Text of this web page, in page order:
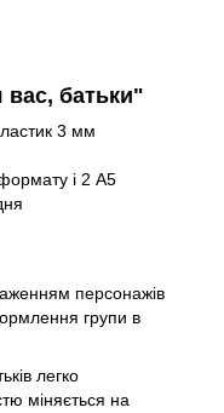
вас, батьки"
3 мм
і 2 А5
персонажів
групи в
легко
міняється на